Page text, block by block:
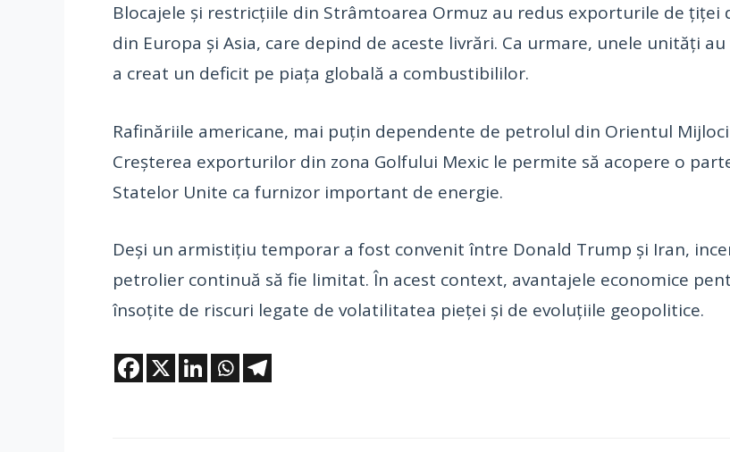
Blocajele și restricțiile din Strâmtoarea Ormuz au redus exporturile de
din Europa și Asia, care depind de aceste livrări. Ca urmare, unele unități
a creat un deficit pe piața globală a combustibililor.
Rafinăriile americane, mai puțin dependente de petrolul din Orientul
Creșterea exporturilor din zona Golfului Mexic le permite să acopere o
Statelor Unite ca furnizor important de energie.
Deși un armistițiu temporar a fost convenit între Donald Trump și Iran,
petrolier continuă să fie limitat. În acest context, avantajele economice
însoțite de riscuri legate de volatilitatea pieței și de evoluțiile geopolitice.